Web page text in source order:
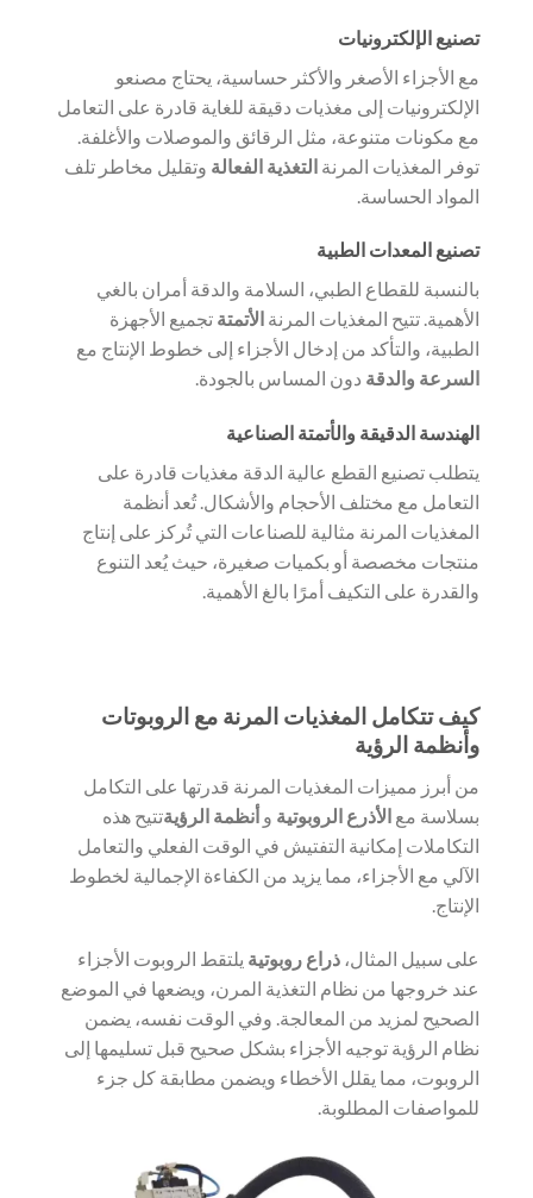
تصنيع الإلكترونيات
مع الأجزاء الأصغر والأكثر حساسية، يحتاج مصنعو
الإلكترونيات إلى مغذيات دقيقة للغاية قادرة على التعامل
مع مكونات متنوعة، مثل الرقائق والموصلات والأغلفة.
توفر المغذيات المرنة التغذية الفعالة وتقليل مخاطر تلف
المواد الحساسة.
تصنيع المعدات الطبية
بالنسبة للقطاع الطبي، السلامة والدقة أمران بالغي
الأهمية. تتيح المغذيات المرنة الأتمتة تجميع الأجهزة
الطبية، والتأكد من إدخال الأجزاء إلى خطوط الإنتاج مع
السرعة والدقة دون المساس بالجودة.
الهندسة الدقيقة والأتمتة الصناعية
يتطلب تصنيع القطع عالية الدقة مغذيات قادرة على
التعامل مع مختلف الأحجام والأشكال. تُعد أنظمة
المغذيات المرنة مثالية للصناعات التي تُركز على إنتاج
منتجات مخصصة أو بكميات صغيرة، حيث يُعد التنوع
والقدرة على التكيف أمرًا بالغ الأهمية.
كيف تتكامل المغذيات المرنة مع الروبوتات
وأنظمة الرؤية
من أبرز مميزات المغذيات المرنة قدرتها على التكامل
بسلاسة مع الأذرع الروبوتية وأنظمة الرؤيةتتيح هذه
التكاملات إمكانية التفتيش في الوقت الفعلي والتعامل
الآلي مع الأجزاء، مما يزيد من الكفاءة الإجمالية لخطوط
الإنتاج.
على سبيل المثال، ذراع روبوتية يلتقط الروبوت الأجزاء
عند خروجها من نظام التغذية المرن، ويضعها في الموضع
الصحيح لمزيد من المعالجة. وفي الوقت نفسه، يضمن
نظام الرؤية توجيه الأجزاء بشكل صحيح قبل تسليمها إلى
الروبوت، مما يقلل الأخطاء ويضمن مطابقة كل جزء
للمواصفات المطلوبة.